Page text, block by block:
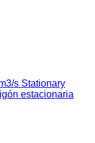
s Stationary
estacionaria